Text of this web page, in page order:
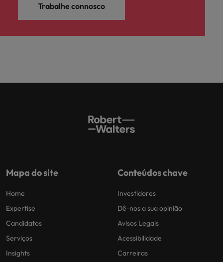
Trabalhe connosco
Mapa do site
Home
Expertise
Candidatos
Serviços
Insights
Conteúdos chave
Investidores
Dê-nos a sua opinião
Avisos Legais
Acessibilidade
Carreiras